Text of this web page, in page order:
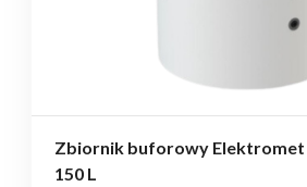
Zbiornik buforowy Elektromet
150 L